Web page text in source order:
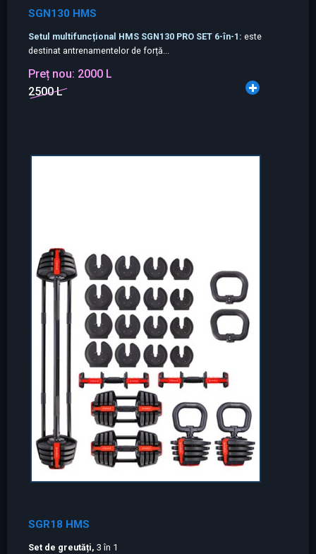
SGN130 HMS
Setul multifuncțional HMS SGN130 PRO SET 6-în-1: este
destinat antrenamentelor de forță...
Preț nou: 2000 L
2500 L
SGR18 HMS
Set de greutăți, 3 în 1